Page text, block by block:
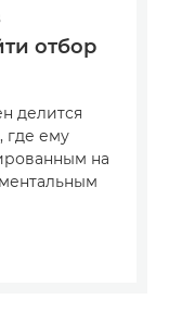
отбор
делится
где ему
на